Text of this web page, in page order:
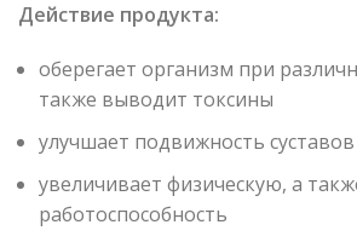
Действие продукта:
оберегает организм при
также выводит токсины
улучшает подвижность суставов
увеличивает физическую, а
работоспособность